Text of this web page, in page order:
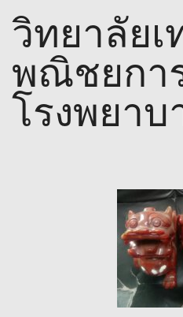
วิทยาลัย
พณิชยกา
โรงพยา